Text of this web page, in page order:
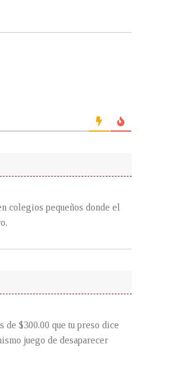
colegios pequeños donde el
de $300.00 que tu preso dice
juego de desaparecer